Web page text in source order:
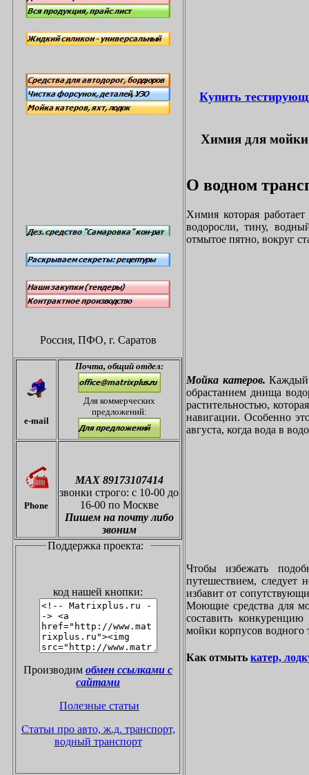
Россия, ПФО, г. Саратов
e-mail
Почта, общий отдел:
Для коммерческих
предложений:
Phone
МАХ 89173107414
звонки строго: с 10-00 до
16-00 по Москве
Пишем на почту либо
звоним
Поддержка проекта:
код нашей кнопки:
Производим обмен ссылками с
сайтами
Полезные статьи
Статьи про авто, ж.д. транспорт,
водный транспорт
Купить
Химия для мойки
О водном
Химия которая
водоросли, тину,
отмытое пятно, вокруг
Мойка катеров. Каждый
обрастанием днища
растительностью,
навигации. Особенно
августа, когда вода в
Чтобы избежать
путешествием, следует
избавит от
Моющие средства для
составить
мойки корпусов водного
Как отмыть катер,